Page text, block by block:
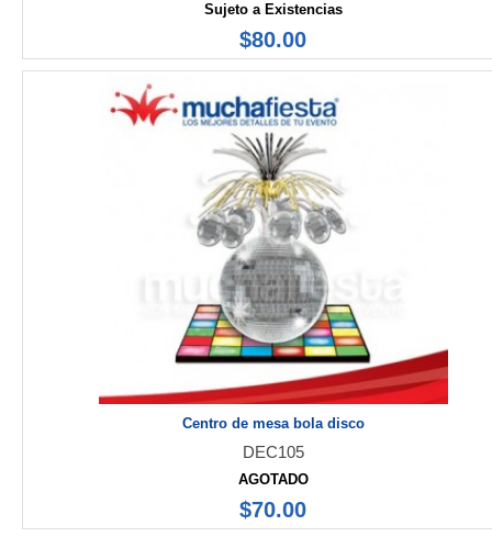
Sujeto a Existencias
$80.00
Centro de mesa bola disco
DEC105
AGOTADO
$70.00